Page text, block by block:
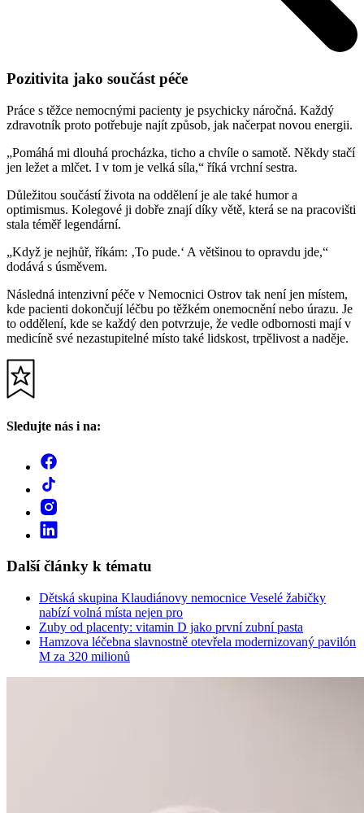
Pozitivita jako součást péče
Práce s těžce nemocnými pacienty je psychicky náročná. Každý
zdravotník proto potřebuje najít způsob, jak načerpat novou energii.
„Pomáhá mi dlouhá procházka, ticho a chvíle o samotě. Někdy stačí
jen ležet a mlčet. I v tom je velká síla,“ říká vrchní sestra.
Důležitou součástí života na oddělení je ale také humor a
optimismus. Kolegové ji dobře znají díky větě, která se na pracovišti
stala téměř legendární.
„Když je nejhůř, říkám: ‚To pude.‘ A většinou to opravdu jde,“
dodává s úsměvem.
Následná intenzivní péče v Nemocnici Ostrov tak není jen místem,
kde pacienti dokončují léčbu po těžkém onemocnění nebo úrazu. Je
to oddělení, kde se každý den potvrzuje, že vedle odbornosti mají v
medicíně své nezastupitelné místo také lidskost, trpělivost a naděje.
Sledujte nás i na:
Další články k tématu
Dětská skupina Klaudiánovy nemocnice Veselé žabičky
nabízí volná místa nejen pro
Zuby od placenty: vitamin D jako první zubní pasta
Hamzova léčebna slavnostně otevřela modernizovaný pavilón
M za 320 milionů